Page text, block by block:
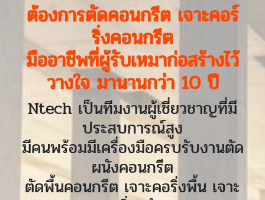
ต้องการตัดคอนกรีต เจาะคอร์
ริ่งคอนกรีต
มืออาชีพที่ผู้รับเหมาก่อสร้างไว้
วางใจ มานานกว่า 10 ปี
Ntech เป็นทีมงานผู้เชี่ยวชาญที่มี
ประสบการณ์สูง
มีคนพร้อมมีเครื่องมือครบรับงานตัด
ผนังคอนกรีต
ตัดพื้นคอนกรีต เจาะคอริ่งพื้น เจาะ